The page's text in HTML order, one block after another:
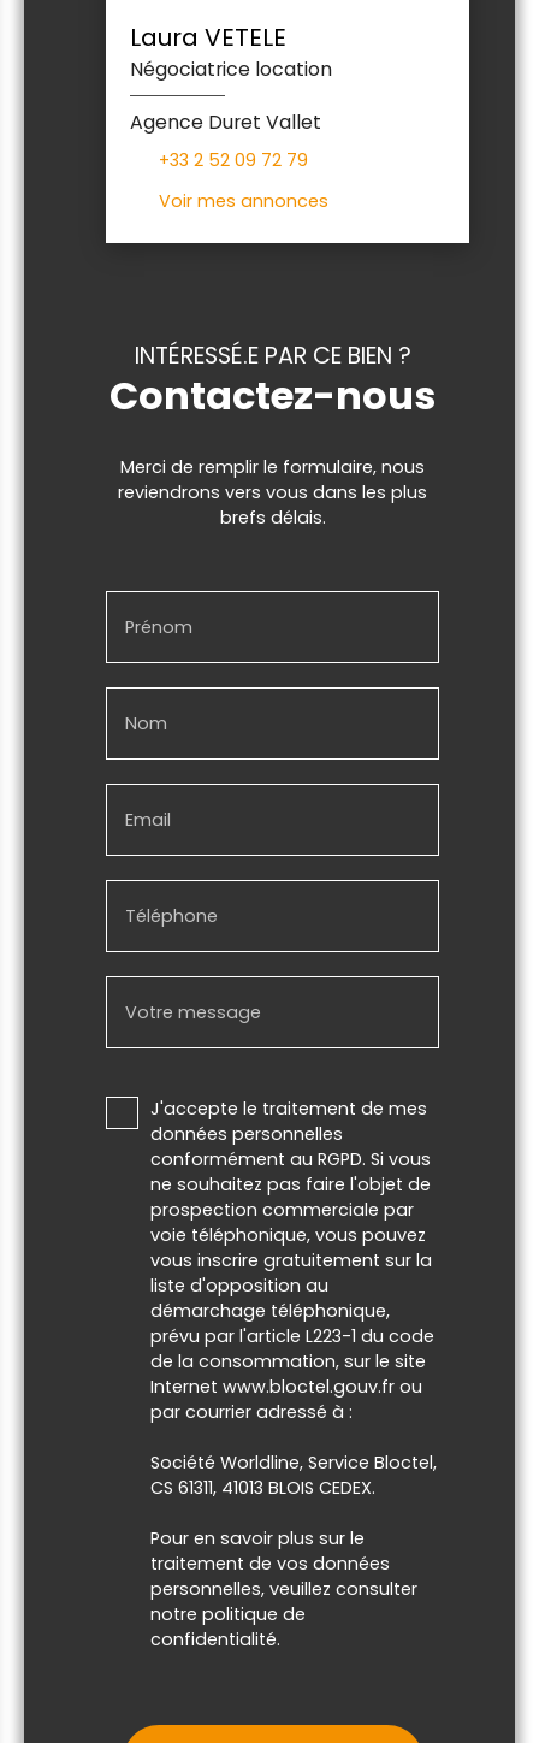
Laura VETELE
Négociatrice location
Agence Duret Vallet
+33 2 52 09 72 79
Voir mes annonces
INTÉRESSÉ.E PAR CE BIEN ?
Contactez-nous
Merci de remplir le formulaire, nous
reviendrons vers vous dans les plus
brefs délais.
Prénom
Nom
Email
Téléphone
Votre message
J'accepte le traitement de mes
données personnelles
conformément au RGPD. Si vous
ne souhaitez pas faire l'objet de
prospection commerciale par
voie téléphonique, vous pouvez
vous inscrire gratuitement sur la
liste d'opposition au
démarchage téléphonique,
prévu par l'article L223-1 du code
de la consommation, sur le site
Internet www.bloctel.gouv.fr ou
par courrier adressé à :
Société Worldline, Service Bloctel,
CS 61311, 41013 BLOIS CEDEX.
Pour en savoir plus sur le
traitement de vos données
personnelles, veuillez consulter
notre politique de
confidentialité.